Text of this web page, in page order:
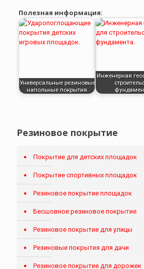
Полезная информация:
Универсальные резиновые
напольные покрытия.
Инженерная
Резиновое покрытие
Покрытие для детских площадок
Покрытие спортивных площадок
Резиновое покрытие площадок
Бесшовное резиновое покрытие
Резиновое покрытие для улицы
Резиновые покрытия для дачи
Резиновое покрытие для дорожек